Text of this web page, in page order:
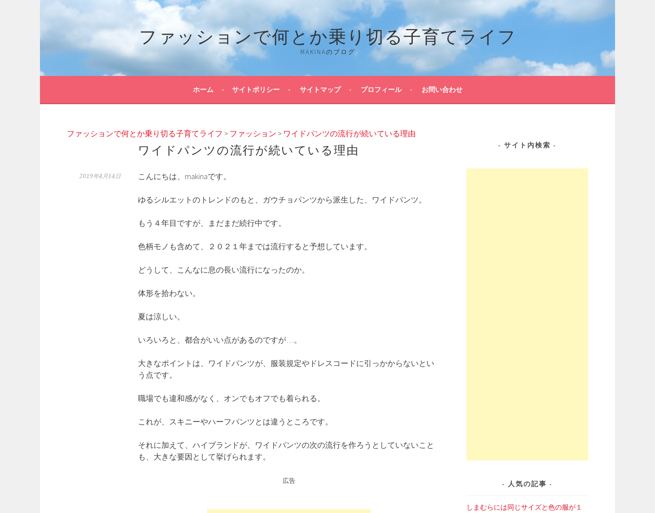
ン
ス
ファッションで何とか乗り切る子育てライフ
MAKINAのブログ
ホーム サイトポリシー サイトマップ プロフィール お問い合わせ
ファッションで何とか乗り切る子育てライフ > ファッション > ワイドパンツの流行が続いている理由
ワイドパンツの流行が続いている理由
2019年4月14日 こんにちは、makinaです。
ゆるシルエットのトレンドのもと、ガウチョパンツから派生した、ワイドパンツ。
もう４年目ですが、まだまだ続行中です。
色柄モノも含めて、２０２１年までは流行すると予想しています。
どうして、こんなに息の長い流行になったのか。
体形を拾わない。
夏は涼しい。
いろいろと、都合がいい点があるのですが…。
大きなポイントは、ワイドパンツが、服装規定やドレスコードに引っかからないとい
う点です。
職場でも違和感がなく、オンでもオフでも着られる。
これが、スキニーやハーフパンツとは違うところです。
それに加えて、ハイブランドが、ワイドパンツの次の流行を作ろうとしていないこと
も、大きな要因として挙げられます。
広告
サイト内検索
人気の記事
しまむらには同じサイズと色の服が１